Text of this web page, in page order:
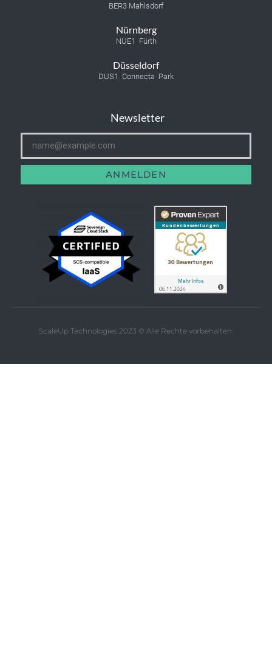
BER3 Mahlsdorf
Nürnberg
NUE1 Fürth
Düsseldorf
DUS1 Connecta Park
Newsletter
ANMELDEN
ScaleUp Technologies 2023 © Alle Rechte vorbehalten.